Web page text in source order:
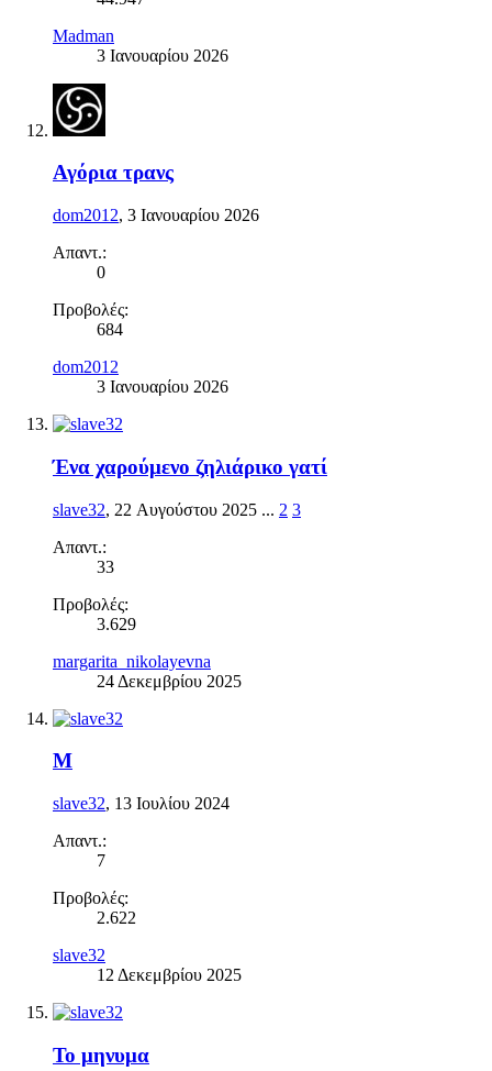
Madman
3 Ιανουαρίου 2026
Αγόρια τρανς
dom2012, 3 Ιανουαρίου 2026
Απαντ.:
0
Προβολές:
684
dom2012
3 Ιανουαρίου 2026
Ένα χαρούμενο ζηλιάρικο γατί
slave32, 22 Αυγούστου 2025 ... 2 3
Απαντ.:
33
Προβολές:
3.629
margarita_nikolayevna
24 Δεκεμβρίου 2025
Μ
slave32, 13 Ιουλίου 2024
Απαντ.:
7
Προβολές:
2.622
slave32
12 Δεκεμβρίου 2025
Το μηνυμα